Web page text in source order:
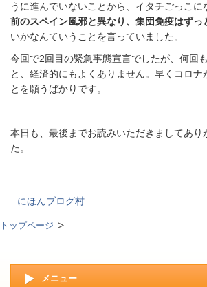
うに進んでいないことから、イタチごっこに
前のスペイン風邪と異なり、集団免疫はずっ
いかなんていうことを言っていました。
今回で2回目の緊急事態宣言でしたが、何回
と、経済的にもよくありません。早くコロナ
とを願うばかりです。
本日も、最後までお読みいただきましてあり
た。
にほんブログ村
トップページ
メニュー